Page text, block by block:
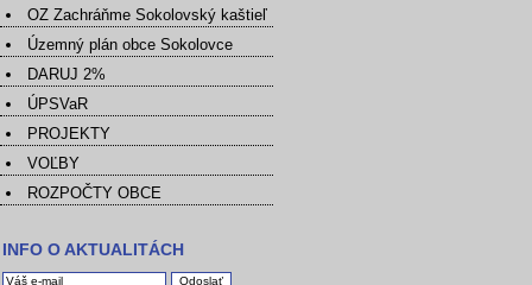
OZ Zachráňme Sokolovský kaštieľ
Územný plán obce Sokolovce
DARUJ 2%
ÚPSVaR
PROJEKTY
VOĽBY
ROZPOČTY OBCE
INFO O AKTUALITÁCH